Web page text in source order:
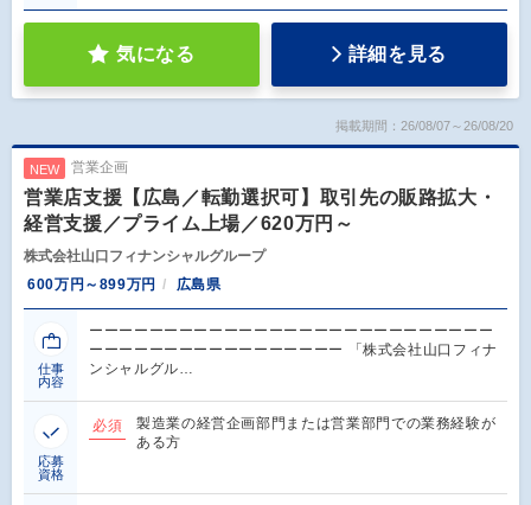
気になる 詳細を見る
掲載期間：26/08/07～26/08/20
NEW 営業企画
営業店支援【広島／転勤選択可】取引先の販路拡大・
経営支援／プライム上場／620万円～
株式会社山口フィナンシャルグループ
600万円～899万円
広島県
仕事
内容
ーーーーーーーーーーーーーーーーーーーーーーーーーーー
ーーーーーーーーーーーーーーーーー 「株式会社山口フィナ
ンシャルグル…
応募
資格
必須
製造業の経営企画部門または営業部門での業務経験が
ある方